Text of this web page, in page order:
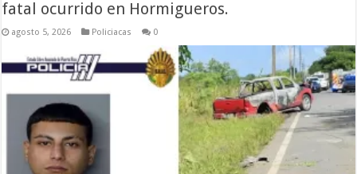
fatal ocurrido en Hormigueros.
agosto 5, 2026 Policiacas 0